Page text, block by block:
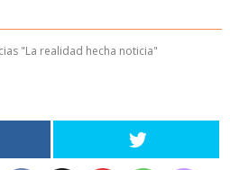
"La realidad hecha noticia"